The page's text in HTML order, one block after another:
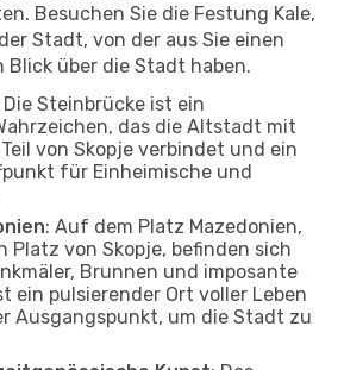
Besuchen Sie die Festung Kale,
Stadt, von der aus Sie einen
Blick über die Stadt haben.
Die Steinbrücke ist ein
das die Altstadt mit
von Skopje verbindet und ein
für Einheimische und
: Auf dem Platz Mazedonien,
Platz von Skopje, befinden sich
Brunnen und imposante
ein pulsierender Ort voller Leben
Ausgangspunkt, um die Stadt zu